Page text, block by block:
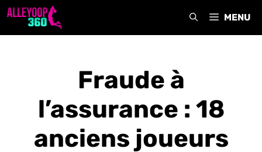
Aller
MENU
Fraude à
l’assurance : 18
anciens joueurs